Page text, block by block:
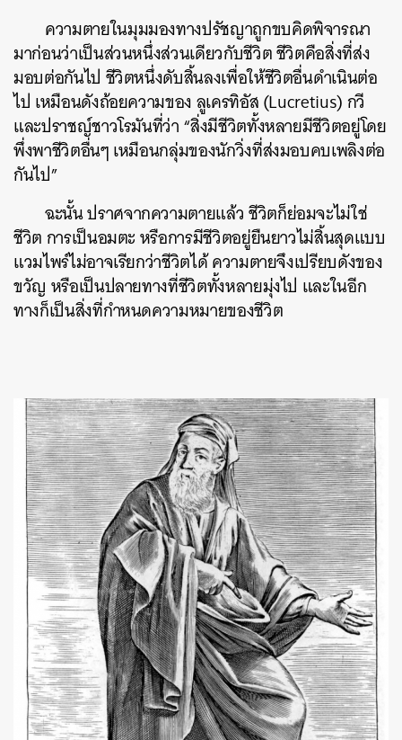
ความตายในมุมมองทางปรัชญาถูกขบคิดพิจารณา
มาก่อนว่าเป็นส่วนหนึ่งส่วนเดียวกับชีวิต ชีวิตคือสิ่งที่ส่ง
มอบต่อกันไป ชีวิตหนึ่งดับสิ้นลงเพื่อให้ชีวิตอื่นดำเนินต่อ
ไป เหมือนดังถ้อยความของ ลูเครทิอัส (Lucretius) กวี
และปราชญ์ชาวโรมันที่ว่า “สิ่งมีชีวิตทั้งหลายมีชีวิตอยู่โดย
พึ่งพาชีวิตอื่นๆ เหมือนกลุ่มของนักวิ่งที่ส่งมอบคบเพลิงต่อ
กันไป”
ฉะนั้น ปราศจากความตายแล้ว ชีวิตก็ย่อมจะไม่ใช่
ชีวิต การเป็นอมตะ หรือการมีชีวิตอยู่ยืนยาวไม่สิ้นสุดแบบ
แวมไพร์ไม่อาจเรียกว่าชีวิตได้ ความตายจึงเปรียบดังของ
ขวัญ หรือเป็นปลายทางที่ชีวิตทั้งหลายมุ่งไป และในอีก
ทางก็เป็นสิ่งที่กำหนดความหมายของชีวิต
SHARE TWEET LINE EMAIL